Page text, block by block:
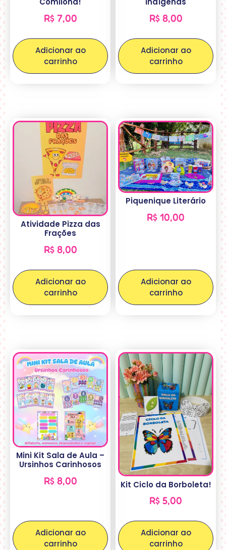
R$7,00
Adicionar ao
carrinho
R$8,00
Adicionar ao
carrinho
Atividade Pizza das
Frações
R$8,00
Adicionar ao
carrinho
Piquenique Literário
R$ 10,00
Adicionar ao
carrinho
Mini Kit Sala de Aula –
Ursinhos Carinhosos
R$8,00
Adicionar ao
carrinho
Kit Ciclo da Borboleta!
R$ 5,00
Adicionar ao
carrinho